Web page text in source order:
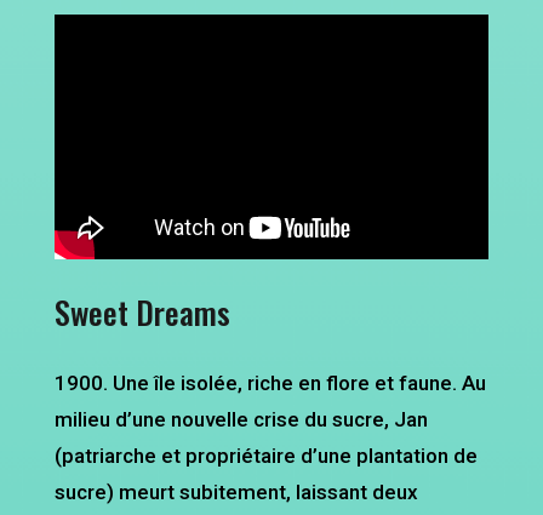
Sweet Dreams
1900. Une île isolée, riche en flore et faune. Au
milieu d’une nouvelle crise du sucre, Jan
(patriarche et propriétaire d’une plantation de
sucre) meurt subitement, laissant deux